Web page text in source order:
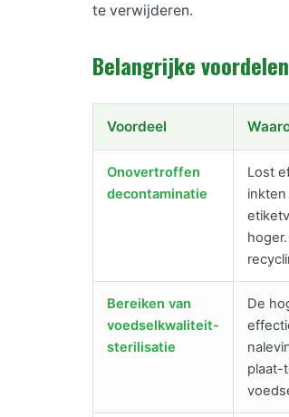
te verwijderen.
Belangrijke voordelen
Voordeel
Onovertroffen
decontaminatie
Lost
Bereiken van
voedselkwaliteit-
sterilisatie
De
plaat-